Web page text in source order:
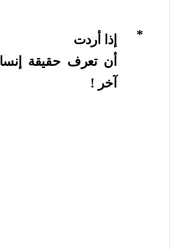
*
إذا أردت
أن تعرف حقيقة
آخر !